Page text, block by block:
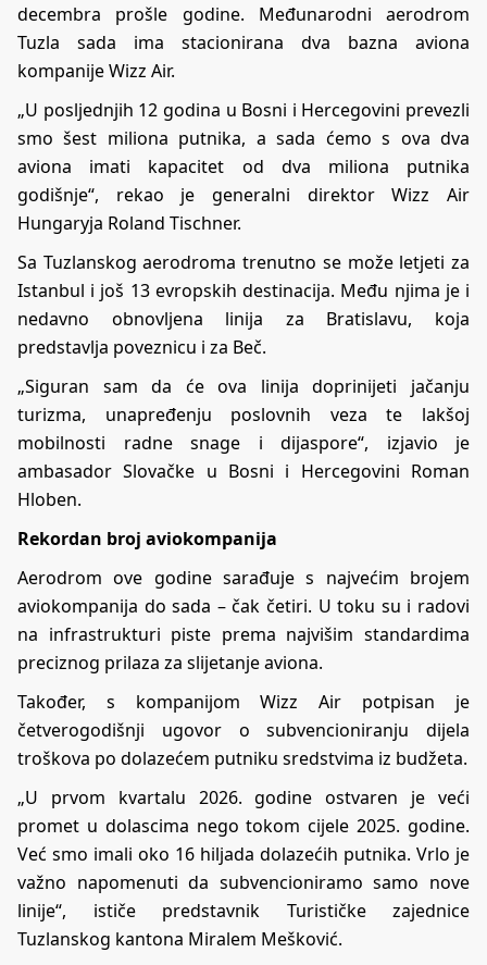
decembra prošle godine. Međunarodni aerodrom
Tuzla sada ima stacionirana dva bazna aviona
kompanije Wizz Air.
„U posljednjih 12 godina u Bosni i Hercegovini prevezli
smo šest miliona putnika, a sada ćemo s ova dva
aviona imati kapacitet od dva miliona putnika
godišnje“, rekao je generalni direktor Wizz Air
Hungaryja Roland Tischner.
Sa Tuzlanskog aerodroma trenutno se može letjeti za
Istanbul i još 13 evropskih destinacija. Među njima je i
nedavno obnovljena linija za Bratislavu, koja
predstavlja poveznicu i za Beč.
„Siguran sam da će ova linija doprinijeti jačanju
turizma, unapređenju poslovnih veza te lakšoj
mobilnosti radne snage i dijaspore“, izjavio je
ambasador Slovačke u Bosni i Hercegovini Roman
Hloben.
Rekordan broj aviokompanija
Aerodrom ove godine sarađuje s najvećim brojem
aviokompanija do sada – čak četiri. U toku su i radovi
na infrastrukturi piste prema najvišim standardima
preciznog prilaza za slijetanje aviona.
Također, s kompanijom Wizz Air potpisan je
četverogodišnji ugovor o subvencioniranju dijela
troškova po dolazećem putniku sredstvima iz budžeta.
„U prvom kvartalu 2026. godine ostvaren je veći
promet u dolascima nego tokom cijele 2025. godine.
Već smo imali oko 16 hiljada dolazećih putnika. Vrlo je
važno napomenuti da subvencioniramo samo nove
linije“, ističe predstavnik Turističke zajednice
Tuzlanskog kantona Miralem Mešković.